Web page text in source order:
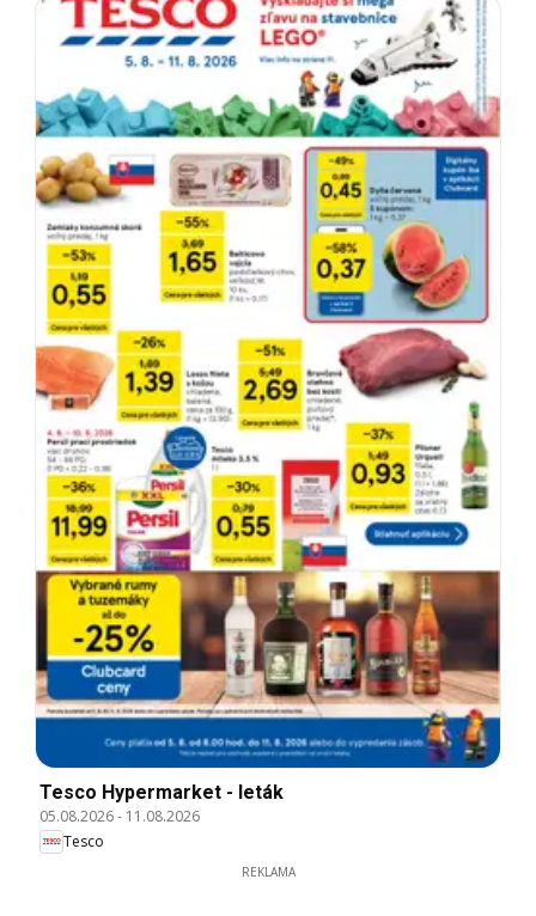
Tesco Hypermarket - leták
05.08.2026- 11.08.2026
Tesco
REKLAMA